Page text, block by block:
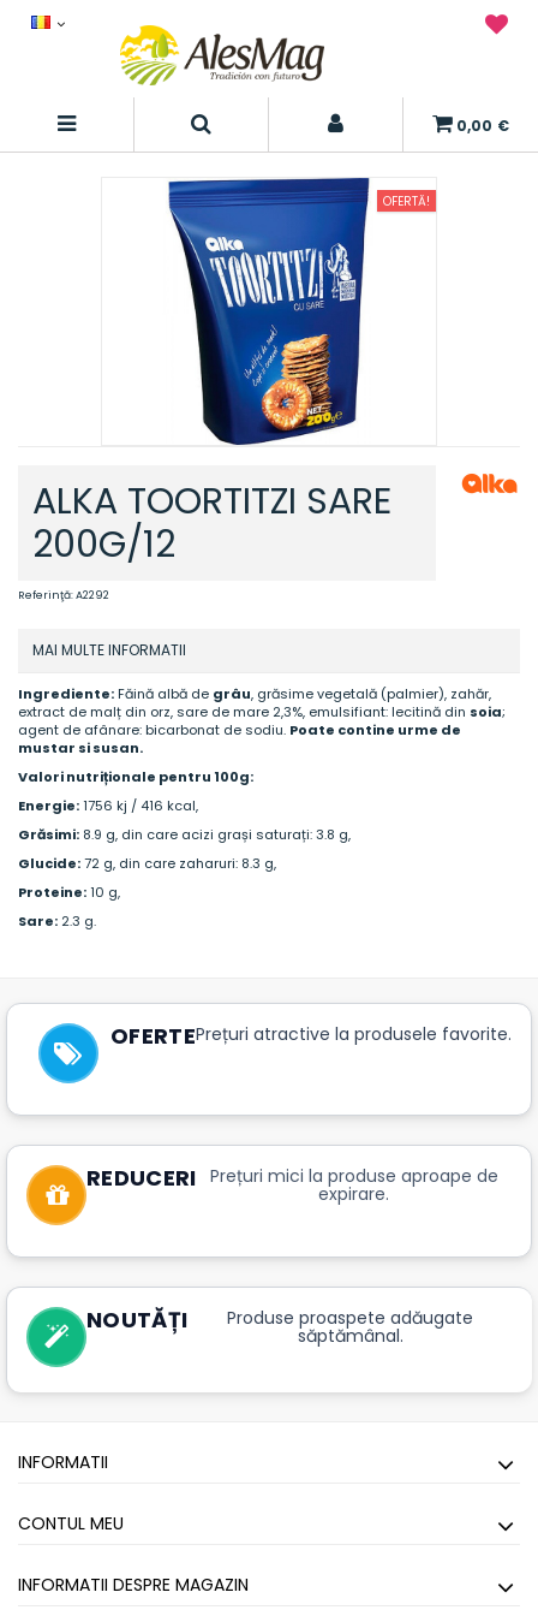
0,00 €
OFERTĂ!
ALKA TOORTITZI SARE
200G/12
Referinţă:A2292
MAI MULTE INFORMATII
Ingrediente: Făină albă de grâu, grăsime vegetală (palmier), zahăr,
extract de malț din orz, sare de mare 2,3%, emulsifiant: lecitină din soia;
agent de afânare: bicarbonat de sodiu. Poate contine urme de
mustar si susan.
Valori nutriționale pentru 100g:
Energie:1756 kj / 416 kcal,
Grăsimi: 8.9 g, din care acizi grași saturați: 3.8 g,
Glucide:72 g, din care zaharuri: 8.3 g,
Proteine:10 g,
Sare: 2.3 g.
OFERTEPrețuri atractive la produsele favorite.
REDUCERI Prețuri mici la produse aproape de
expirare.
NOUTĂȚI Produse proaspete adăugate
săptămânal.
INFORMATII
CONTUL MEU
INFORMATII DESPRE MAGAZIN